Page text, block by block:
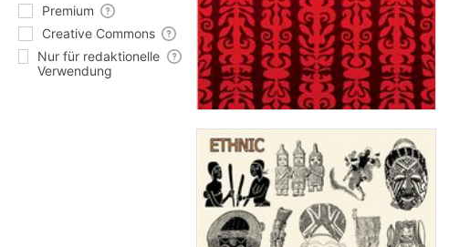
Premium
Creative Commons
Nur für redaktionelle
Verwendung